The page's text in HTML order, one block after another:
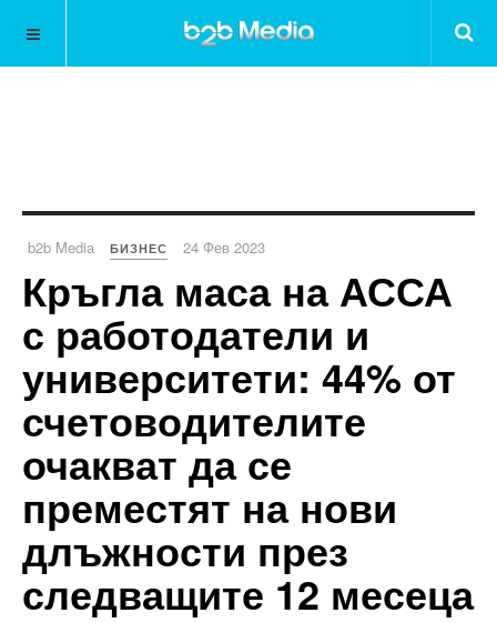
b2b Media БИЗНЕС 24 Фев 2023
Кръгла маса на АССА
с работодатели и
университети: 44% от
счетоводителите
очакват да се
преместят на нови
длъжности през
следващите 12 месеца